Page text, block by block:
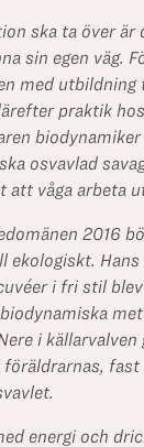
ska ta över
sin egen väg.
med utbildning
praktik
osvavlad
att våga arbeta
2016
ekologiskt. Hans
i fri stil blev
i källarvalven
föräldrarnas,
energi och